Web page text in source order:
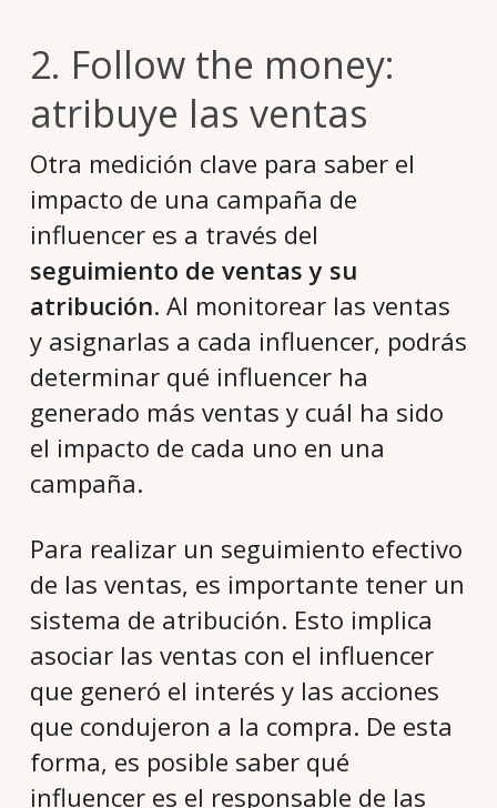
2. Follow the money:
atribuye las ventas
Otra medición clave para saber el
impacto de una campaña de
influencer es a través del
seguimiento de ventas y su
atribución. Al monitorear las ventas
y asignarlas a cada influencer, podrás
determinar qué influencer ha
generado más ventas y cuál ha sido
el impacto de cada uno en una
campaña.
Para realizar un seguimiento efectivo
de las ventas, es importante tener un
sistema de atribución. Esto implica
asociar las ventas con el influencer
que generó el interés y las acciones
que condujeron a la compra. De esta
forma, es posible saber qué
influencer es el responsable de las